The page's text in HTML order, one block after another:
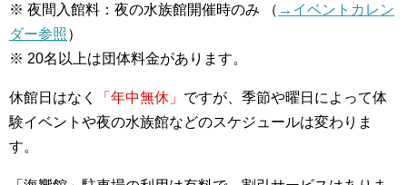
※ 夜間入館料：夜の水族館開催時のみ （ →イベントカレン
ダー参照）
※ 20名以上は団体料金があります。
休館日はなく 「年中無休」 ですが、季節や曜日によって体
験イベントや夜の水族館などのスケジュールは変わりま
す。